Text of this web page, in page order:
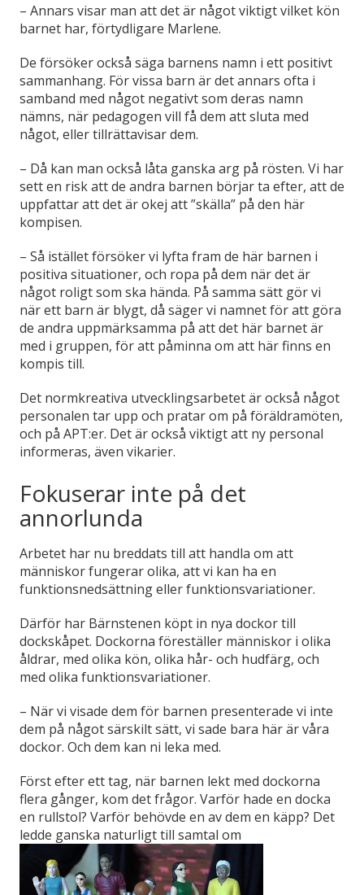
– Annars visar man att det är något viktigt vilket kön
barnet har, förtydligare Marlene.
De försöker också säga barnens namn i ett positivt
sammanhang. För vissa barn är det annars ofta i
samband med något negativt som deras namn
nämns, när pedagogen vill få dem att sluta med
något, eller tillrättavisar dem.
– Då kan man också låta ganska arg på rösten. Vi har
sett en risk att de andra barnen börjar ta efter, att de
uppfattar att det är okej att ”skälla” på den här
kompisen.
– Så istället försöker vi lyfta fram de här barnen i
positiva situationer, och ropa på dem när det är
något roligt som ska hända. På samma sätt gör vi
när ett barn är blygt, då säger vi namnet för att göra
de andra uppmärksamma på att det här barnet är
med i gruppen, för att påminna om att här finns en
kompis till.
Det normkreativa utvecklingsarbetet är också något
personalen tar upp och pratar om på föräldramöten,
och på APT:er. Det är också viktigt att ny personal
informeras, även vikarier.
Fokuserar inte på det
annorlunda
Arbetet har nu breddats till att handla om att
människor fungerar olika, att vi kan ha en
funktionsnedsättning eller funktionsvariationer.
Därför har Bärnstenen köpt in nya dockor till
dockskåpet. Dockorna föreställer människor i olika
åldrar, med olika kön, olika hår- och hudfärg, och
med olika funktionsvariationer.
– När vi visade dem för barnen presenterade vi inte
dem på något särskilt sätt, vi sade bara här är våra
dockor. Och dem kan ni leka med.
Först efter ett tag, när barnen lekt med dockorna
flera gånger, kom det frågor. Varför hade en docka
en rullstol? Varför behövde en av dem en käpp? Det
ledde ganska naturligt till samtal om